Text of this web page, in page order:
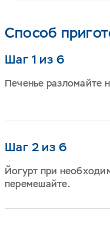
Способ
Шаг 1 из 6
Печенье разломайте
Шаг 2 из 6
Йогурт при
перемешайте.